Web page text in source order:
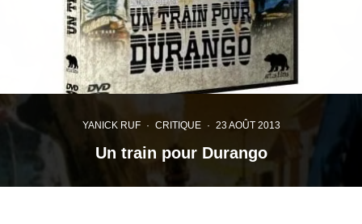
YANICK RUF · CRITIQUE · 23 AOÛT 2013
Un train pour Durango